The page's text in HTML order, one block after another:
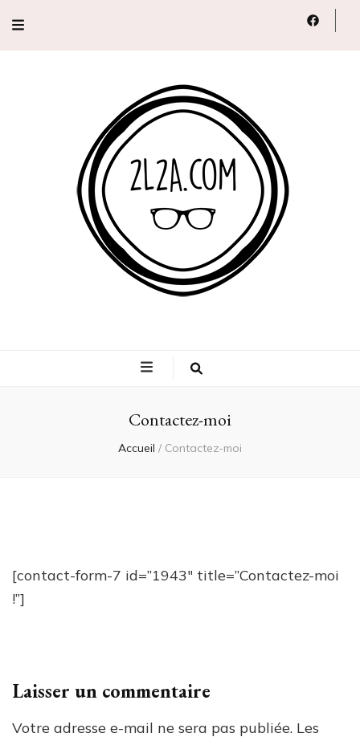
Contactez-moi
Accueil / Contactez-moi
[contact-form-7 id=”1943″ title=”Contactez-moi
!”]
Laisser un commentaire
Votre adresse e-mail ne sera pas publiée. Les